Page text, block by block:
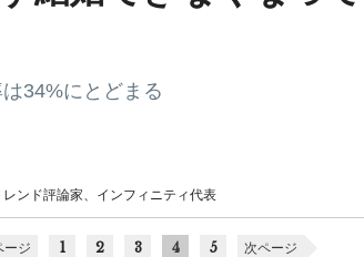
34%にとどまる
ンド評論家、インフィニティ代表
ージ 1 2 3 4 5 次ページ